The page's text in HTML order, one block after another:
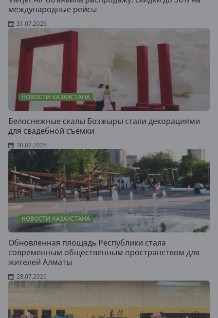
международные рейсы
31.07.2026
НОВОСТИ КАЗАХСТАНА
Белоснежные скалы Бозжыры стали декорациями
для свадебной съемки
30.07.2026
НОВОСТИ КАЗАХСТАНА
Обновленная площадь Республики стала
современным общественным пространством для
жителей Алматы
28.07.2026